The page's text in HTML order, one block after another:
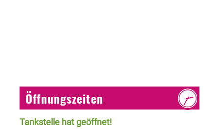
Öffnungszeiten
Tankstelle hat geöffnet!